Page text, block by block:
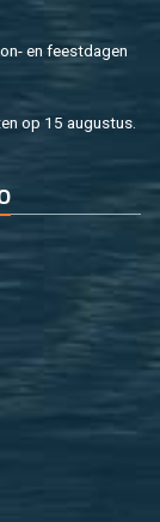
en feest­da­gen
op 15 au­gus­tus.